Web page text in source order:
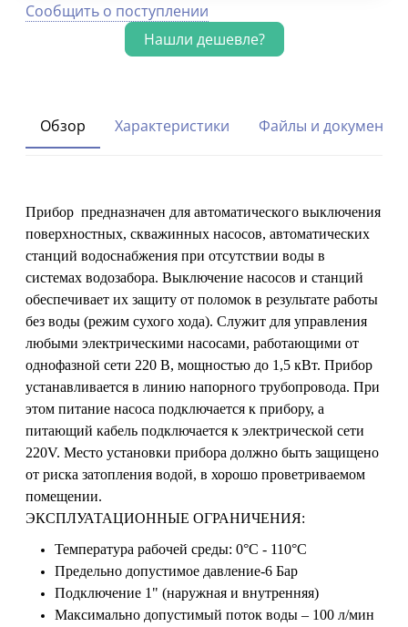
Сообщить о поступлении
Обзор Характеристики Файлы и документы
Прибор предназначен для автоматического выключения
поверхностных, скважинных насосов, автоматических
станций водоснабжения при отсутствии воды в
системах водозабора. Выключение насосов и станций
обеспечивает их защиту от поломок в результате работы
без воды (режим сухого хода). Служит для управления
любыми электрическими насосами, работающими от
однофазной сети 220 В, мощностью до 1,5 кВт. Прибор
устанавливается в линию напорного трубопровода. При
этом питание насоса подключается к прибору, а
питающий кабель подключается к электрической сети
220V. Место установки прибора должно быть защищено
от риска затопления водой, в хорошо проветриваемом
помещении.
ЭКСПЛУАТАЦИОННЫЕ ОГРАНИЧЕНИЯ:
Температура рабочей среды: 0°С - 110°С
Предельно допустимое давление-6 Бар
Подключение 1" (наружная и внутренняя)
Максимально допустимый поток воды – 100 л/мин